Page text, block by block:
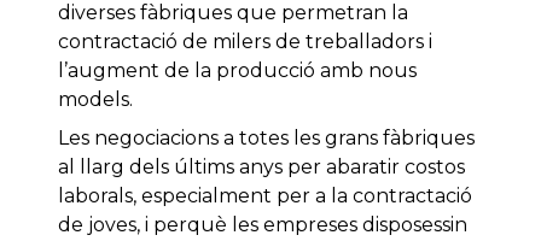
diverses fàbriques que permetran la
contractació de milers de treballadors i
l’augment de la producció amb nous
models.
Les negociacions a totes les grans fàbriques
al llarg dels últims anys per abaratir costos
laborals, especialment per a la contractació
de joves, i perquè les empreses disposessin